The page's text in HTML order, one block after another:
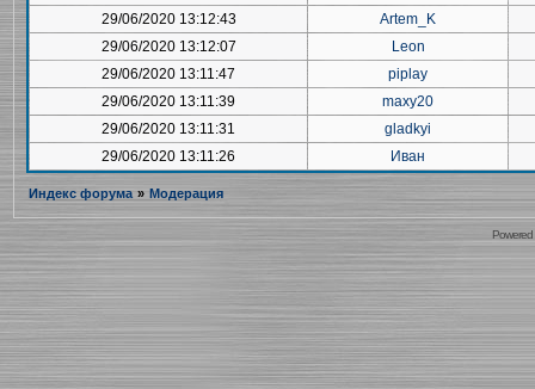
29/06/2020 13:12:43
Artem_K
29/06/2020 13:12:07
Leon
29/06/2020 13:11:47
piplay
29/06/2020 13:11:39
maxy20
29/06/2020 13:11:31
gladkyi
29/06/2020 13:11:26
Иван
Индекс форума » Модерация